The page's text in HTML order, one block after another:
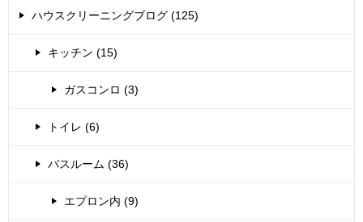
ハウスクリーニングブログ (125)
キッチン (15)
ガスコンロ (3)
トイレ (6)
バスルーム (36)
エプロン内 (9)